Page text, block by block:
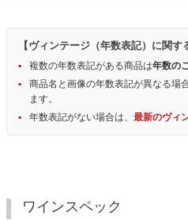
【ヴィンテージ（年数表記）に関す
複数の年数表記がある商品は年数の
商品名と画像の年数表記が異なる場合
ます。
年数表記がない場合は、 最新のヴィ
ワインスペック